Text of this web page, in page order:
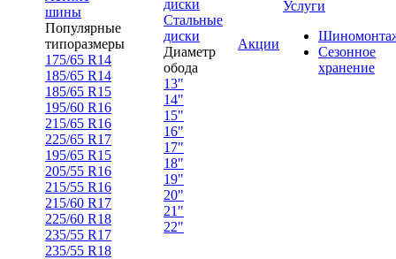
шины
Популярные
типоразмеры
175/65 R14
185/65 R14
185/65 R15
195/60 R16
215/65 R16
225/65 R17
195/65 R15
205/55 R16
215/55 R16
215/60 R17
225/60 R18
235/55 R17
235/55 R18
диски
Стальные
диски
Диаметр
обода
13"
14"
15"
16"
17"
18"
19"
20"
21"
22"
Акции
Услуги
Сезонное
хранение